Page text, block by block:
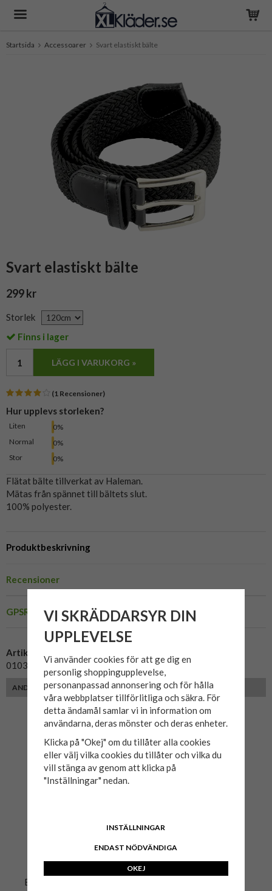
Startsida Accessoarer Svart elastiskt bälte
Svart elastiskt bälte
299 kr
Storlek
Finns i lager
LÄGG I VARUKORG »
(1 Recensioner)
Hur upplevs storleken?
Liten
0%
Normal
0%
Stor
0%
Produktbeskrivning
Recensioner
GPSR
Flätat bälte tillverkat av Haleman.
Mätas från spännet till bältets slut.
100% polyester.
Artikelnummer:
010373
ANDRA KUNDER MED SAMMA PASSFORM VALDE ÄVEN
Bälte Blåkläder 160cm
VI SKRÄDDARSYR DIN
UPPLEVELSE
Vi använder cookies för att ge dig en
personlig shoppingupplevelse,
personanpassad annonsering och för hålla
våra webbplatser tillförlitliga och säkra. För
detta ändamål samlar vi in information om
användarna, deras mönster och deras enheter.
Klicka på "Okej" om du tillåter alla cookies
eller välj vilka cookies du tillåter och vilka du
vill stänga av genom att klicka på
"Inställningar" nedan.
INSTÄLLNINGAR
ENDAST NÖDVÄNDIGA
OKEJ